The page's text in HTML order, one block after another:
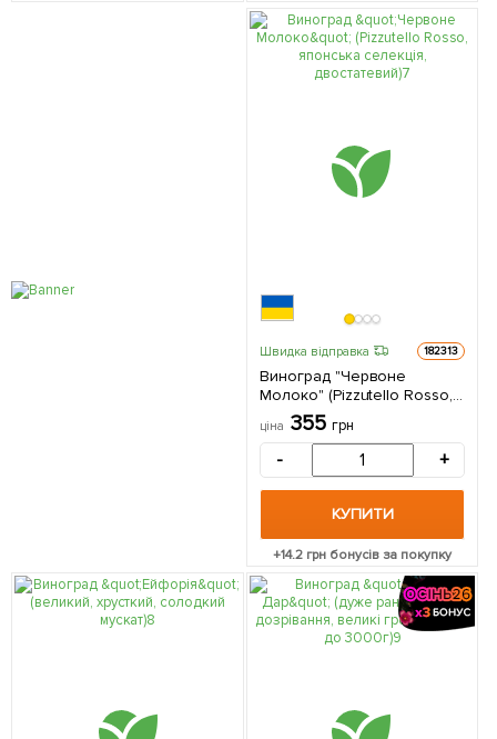
Швидка відправка 182313
Виноград "Червоне
Молоко" (Pizzutello Rosso,
японська селекція,
двостатевий) 1 саджанець в
ціна 355 грн
- +
КУПИТИ
+14.2грн бонусів за покупку